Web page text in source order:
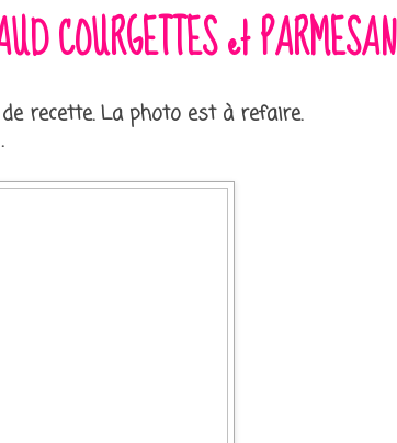
COURGETTES et PARMESAN
recette. La photo est à refaire.